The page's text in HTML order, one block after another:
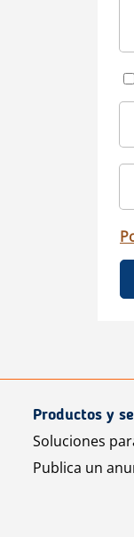
Productos y
Soluciones
Publica un